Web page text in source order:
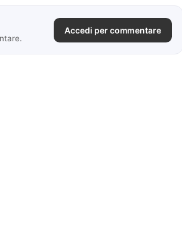
Accedi per commentare